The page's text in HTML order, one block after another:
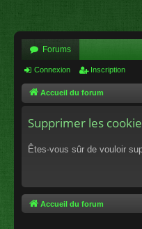
Forums
Connexion Inscription
Accueil du forum
Supprimer les
Êtes-vous sûr de vouloir
Accueil du forum